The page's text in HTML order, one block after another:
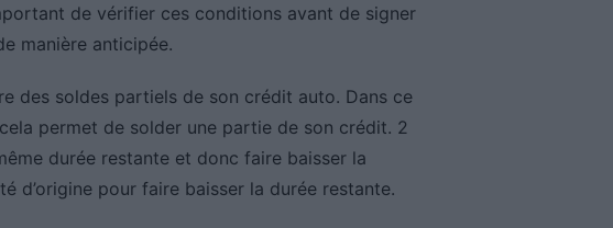
de vérifier ces conditions avant de signer
manière anticipée.
des soldes partiels de son crédit auto. Dans ce
permet de solder une partie de son crédit. 2
durée restante et donc faire baisser la
d’origine pour faire baisser la durée restante.